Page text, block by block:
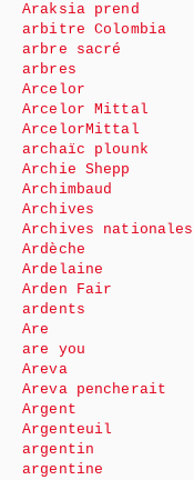
Araksia prend
arbitre Colombia
arbre sacré
arbres
Arcelor
Arcelor Mittal
ArcelorMittal
archaïc plounk
Archie Shepp
Archimbaud
Archives
Archives nationales
Ardèche
Ardelaine
Arden Fair
ardents
Are
are you
Areva
Areva pencherait
Argent
Argenteuil
argentin
argentine